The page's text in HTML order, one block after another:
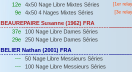
12e
4x50 Nage Libre Mixtes Séries [1er
9e 4x50 4 Nages Mixtes Séries [3e
BEAUREPAIRE Susanne (1962) FRA
37e
100 Nage Libre Dames Séries
29e
250 Nage Libre Dames Séries
BELIER Nathan (2001) FRA
---
50 Nage Libre Messieurs Séries
---
100 Nage Libre Messieurs Séries